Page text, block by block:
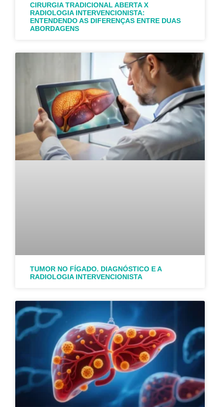
CIRURGIA TRADICIONAL ABERTA X
RADIOLOGIA INTERVENCIONISTA:
ENTENDENDO AS DIFERENÇAS ENTRE DUAS
ABORDAGENS
TUMOR NO FÍGADO. DIAGNÓSTICO E A
RADIOLOGIA INTERVENCIONISTA